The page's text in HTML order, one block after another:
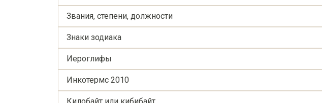
Звания, степени, должности
Знаки зодиака
Иероглифы
Инкотермс 2010
Килобайт или кибибайт